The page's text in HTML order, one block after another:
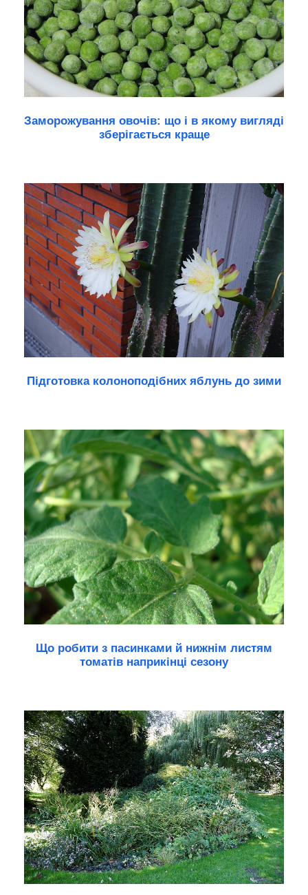
Заморожування овочів: що і в якому вигляді
зберігається краще
Підготовка колоноподібних яблунь до зими
Що робити з пасинками й нижнім листям
томатів наприкінці сезону